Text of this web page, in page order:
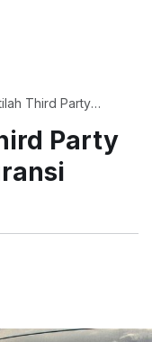
Third Party
Party